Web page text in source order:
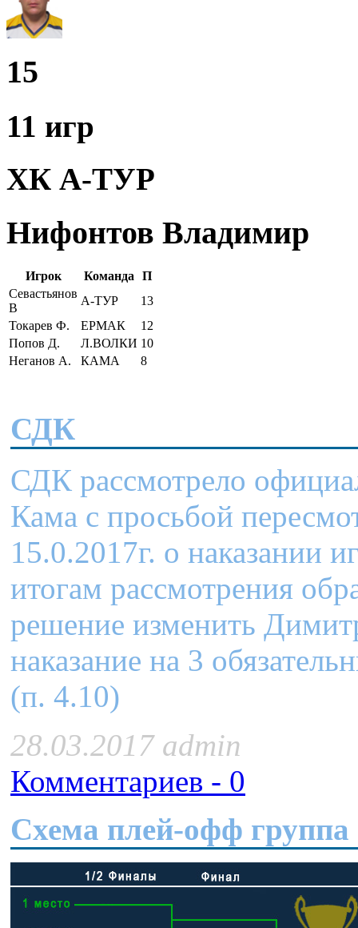
15
11 игр
ХК А-ТУР
Нифонтов Владимир
Игрок Команда
П
Севастьянов
В
А-ТУР
13
Токарев Ф.
ЕРМАК
12
Попов Д.
Л.ВОЛКИ 10
Неганов А.
КАМА 8
СДК
СДК рассмотрело
Кама с просьбой
15.0.2017г. о наказании
итогам рассмотрения
решение изменить
наказание на 3
(п. 4.10)
28.03.2017 admin
Комментариев - 0
Cхема плей-офф